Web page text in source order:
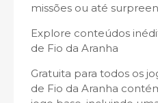
missões ou até
Explore conteúdos
de Fio da Aranha
Gratuita para todos os
de Fio da Aranha